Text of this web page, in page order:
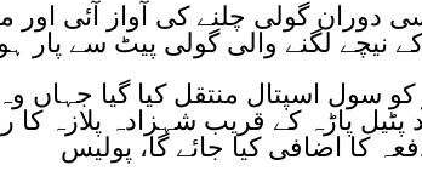
دوران گولی چلنے کی آواز آئی اور
نیچے لگنے والی گولی پیٹ سے پار
کو سول اسپتال منتقل کیا گیا جہاں
پٹیل پاڑہ کے قریب شہزادہ پلازہ
کا اضافی کیا جائے گا، پولیس